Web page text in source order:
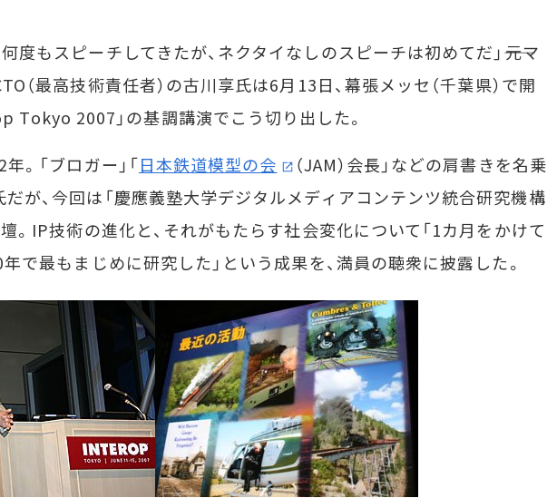
度もスピーチしてきたが、ネクタイなしのスピーチは初めてだ」――元マ
（最高技術責任者）の古川享氏は6月13日、幕張メッセ（千葉県）で開
Tokyo 2007」の基調講演でこう切り出した。
2年。「ブロガー」「日本鉄道模型の会
（JAM）会長」などの肩書きを名乗
だが、今回は「慶應義塾大学デジタルメディアコンテンツ統合研究機構
。IP技術の進化と、それがもたらす社会変化について「1カ月をかけて
で最もまじめに研究した」という成果を、満員の聴衆に披露した。